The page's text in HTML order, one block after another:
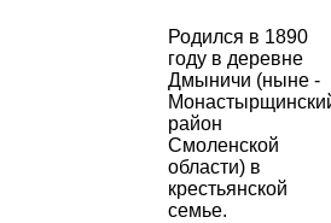
Родился в 1890
году в деревне
Дмыничи (ныне -
район
Смоленской
области) в
крестьянской
семье.